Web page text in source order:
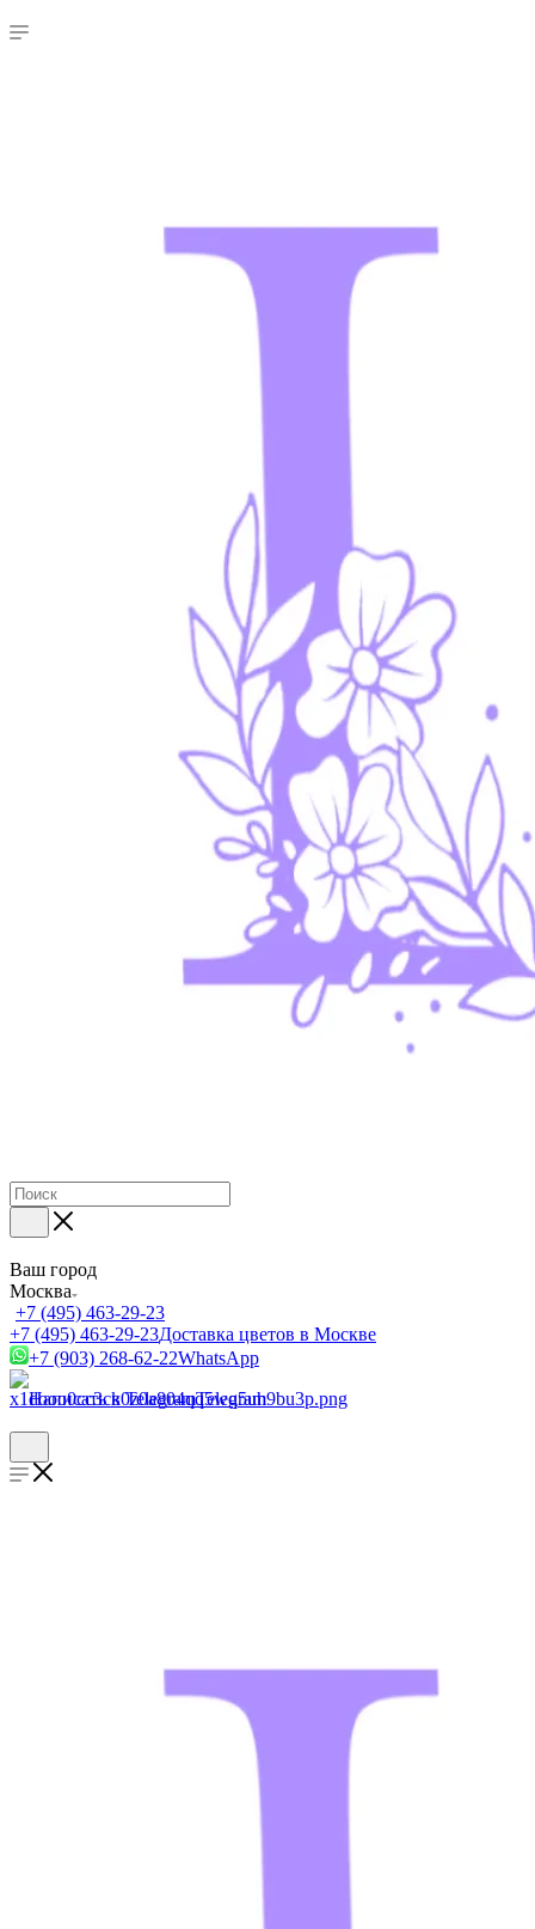
Ваш город
Москва
+7 (495) 463-29-23
+7 (495) 463-29-23Доставка цветов в Москве
+7 (903) 268-62-22WhatsApp
Написать в TelegramTelegram